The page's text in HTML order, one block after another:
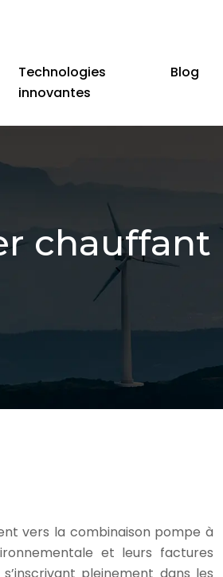
Technologies
innovantes
Blog
chauffant
vers la combinaison pompe à
et leurs factures